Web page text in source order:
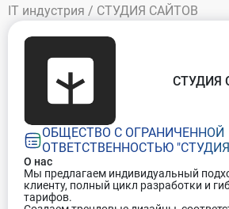
IT индустрия / СТУДИЯ САЙТОВ
ОБЩЕСТВО С ОГРАНИЧЕННОЙ
ОТВЕТСТВЕННОСТЬЮ
СТУДИЯ
О нас
Мы предлагаем индивидуальный
клиенту, полный цикл разработки и
тарифов.